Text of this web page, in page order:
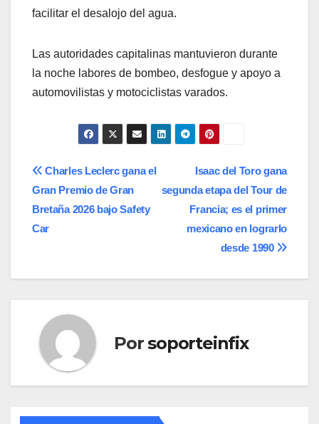
facilitar el desalojo del agua.
Las autoridades capitalinas mantuvieron durante
la noche labores de bombeo, desfogue y apoyo a
automovilistas y motociclistas varados.
Navegación
de
entradas
Isaac del Toro gana
segunda etapa del Tour de
Francia; es el primer
mexicano en lograrlo
desde 1990
Charles Leclerc gana el
Gran Premio de Gran
Bretaña 2026 bajo Safety
Car
Porsoporteinfix